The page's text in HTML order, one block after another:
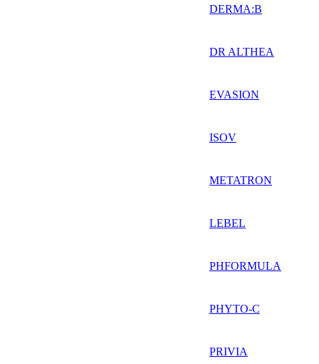
DERMA:B
DR ALTHEA
EVASION
ISOV
METATRON
LEBEL
PHFORMULA
PHYTO-C
PRIVIA